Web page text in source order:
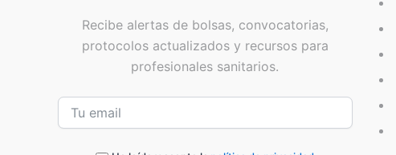
Recibe alertas de bolsas, convocatorias,
protocolos actualizados y recursos para
profesionales sanitarios.